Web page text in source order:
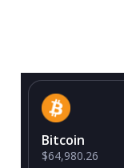
Bitcoin
$64,980.26